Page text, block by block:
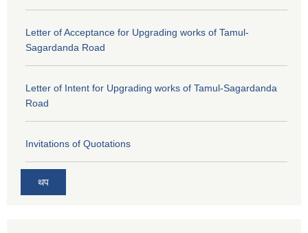
Letter of Acceptance for Upgrading works of Tamul-
Sagardanda Road
Letter of Intent for Upgrading works of Tamul-Sagardanda
Road
Invitations of Quotations
थप